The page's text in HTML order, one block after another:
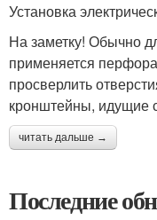
Установка
На заметку! Обычно
применяется
просверлить
кронштейны, идущие
читать дальше →
Последние